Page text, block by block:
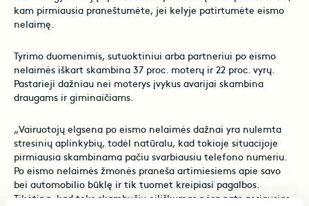
kam pirmiausia praneštumėte, jei kelyje patirtumėte eismo
nelaimę.
Tyrimo duomenimis, sutuoktiniui arba partneriui po eismo
nelaimės iškart skambina 37 proc. moterų ir 22 proc. vyrų.
Pastarieji dažniau nei moterys įvykus avarijai skambina
draugams ir giminaičiams.
„Vairuotojų elgsena po eismo nelaimės dažnai yra nulemta
stresinių aplinkybių, todėl natūralu, kad tokioje situacijoje
pirmiausia skambinama pačiu svarbiausiu telefono numeriu.
Po eismo nelaimės žmonės praneša artimiesiems apie savo
bei automobilio būklę ir tik tuomet kreipiasi pagalbos.
Tikėtina, kad toks skambučių eiliškumas nėra pats geriausias.